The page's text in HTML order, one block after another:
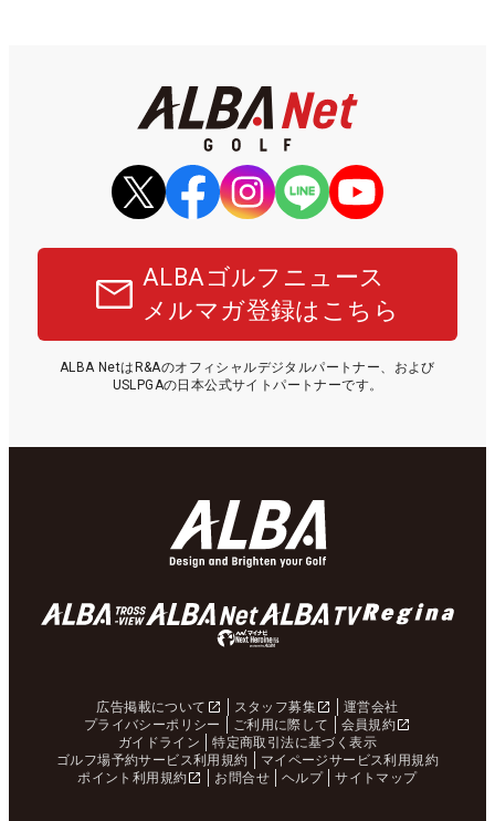
ALBAゴルフニュース
メルマガ登録はこちら
ALBA NetはR&Aのオフィシャルデジタルパートナー、および
USLPGAの日本公式サイトパートナーです。
広告掲載について スタッフ募集
運営会社
プライバシーポリシー
ご利用に際して
会員規約
ガイドライン
特定商取引法に基づく表示
ゴルフ場予約サービス利用規約
マイページサービス利用規約
ポイント利用規約
お問合せ ヘルプ サイトマップ